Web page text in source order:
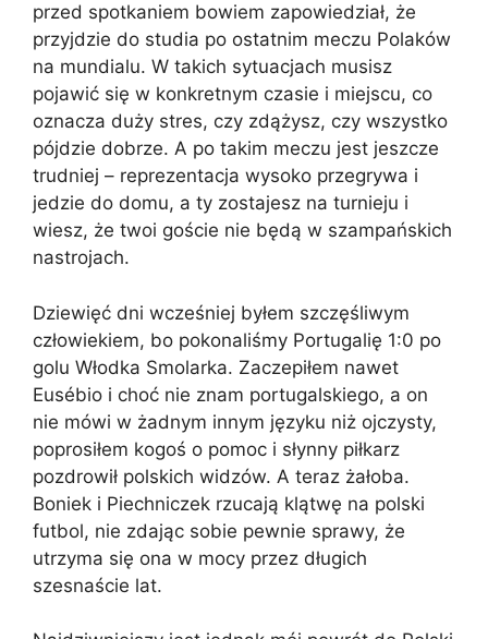
przed spotkaniem bowiem zapowiedział, że
przyjdzie do studia po ostatnim meczu Polaków
na mundialu. W takich sytuacjach musisz
pojawić się w konkretnym czasie i miejscu, co
oznacza duży stres, czy zdążysz, czy wszystko
pójdzie dobrze. A po takim meczu jest jeszcze
trudniej – reprezentacja wysoko przegrywa i
jedzie do domu, a ty zostajesz na turnieju i
wiesz, że twoi goście nie będą w szampańskich
nastrojach.
Dziewięć dni wcześniej byłem szczęśliwym
człowiekiem, bo pokonaliśmy Portugalię 1:0 po
golu Włodka Smolarka. Zaczepiłem nawet
Eusébio i choć nie znam portugalskiego, a on
nie mówi w żadnym innym języku niż ojczysty,
poprosiłem kogoś o pomoc i słynny piłkarz
pozdrowił polskich widzów. A teraz żałoba.
Boniek i Piechniczek rzucają klątwę na polski
futbol, nie zdając sobie pewnie sprawy, że
utrzyma się ona w mocy przez długich
szesnaście lat.